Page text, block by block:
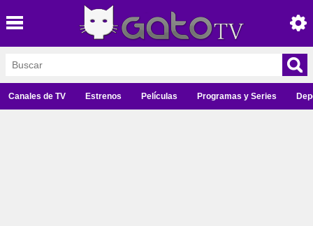
Canales de TV Estrenos Películas Programas y Series